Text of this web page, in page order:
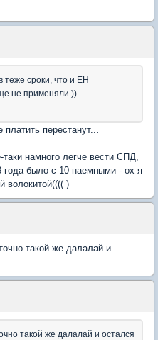
теже сроки, что и ЕН
не применяли ))
перестанут...
намного легче вести СПД,
было с 10 наемными - ох я
волокитой(((( )
такой же далалай и
такой же далалай и остался